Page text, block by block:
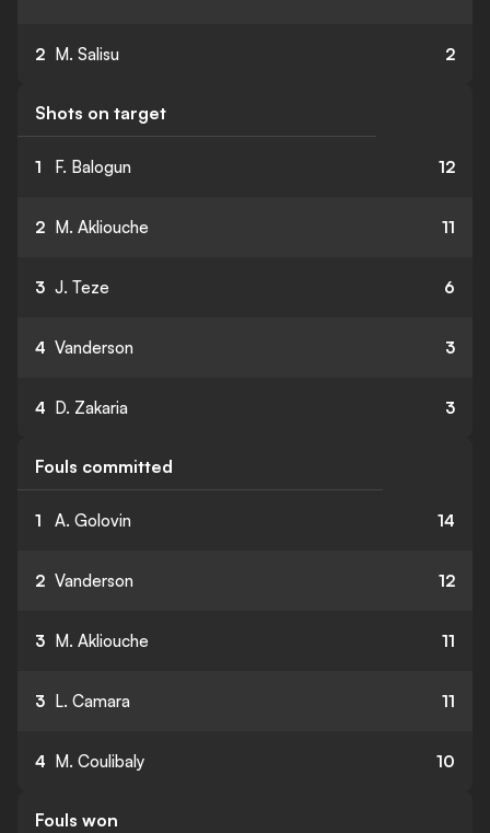
2 M. Salisu 2
Shots on target
1 F. Balogun 12
2 M. Akliouche 11
3 J. Teze 6
4 Vanderson 3
4 D. Zakaria 3
Fouls committed
1 A. Golovin 14
2 Vanderson 12
3 M. Akliouche 11
3 L. Camara 11
4 M. Coulibaly 10
Fouls won